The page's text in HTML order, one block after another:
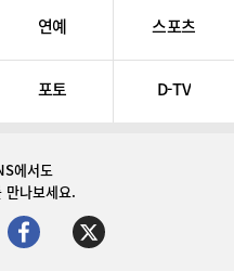
연예 스포츠
포토 D-TV
에서도
만나보세요.